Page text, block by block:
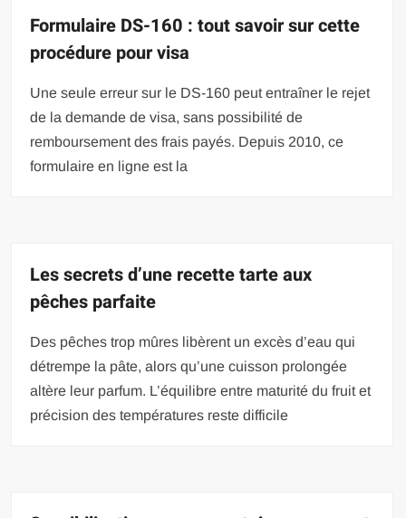
Formulaire DS-160 : tout savoir sur cette
procédure pour visa
Une seule erreur sur le DS-160 peut entraîner le rejet
de la demande de visa, sans possibilité de
remboursement des frais payés. Depuis 2010, ce
formulaire en ligne est la
Les secrets d’une recette tarte aux
pêches parfaite
Des pêches trop mûres libèrent un excès d’eau qui
détrempe la pâte, alors qu’une cuisson prolongée
altère leur parfum. L’équilibre entre maturité du fruit et
précision des températures reste difficile